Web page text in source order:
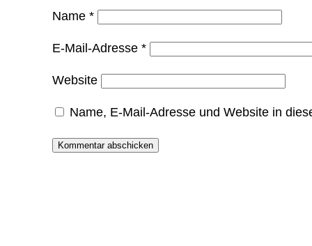
Name*
E-Mail-Adresse*
Website
Name, E-Mail-Adresse und Website in